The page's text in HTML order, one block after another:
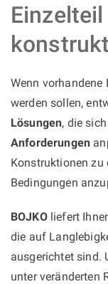
Einzelteil
Wenn vorhandene
werden sollen,
Lösungen, die
Anforderungen
Konstruktionen zu
Bedingungen
BOJKOliefert
die auf
ausgerichtet sind.
unter veränderten